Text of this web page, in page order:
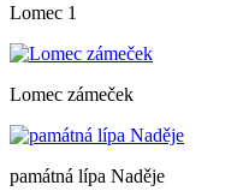
Lomec 1
Lomec zámeček
památná lípa Naděje